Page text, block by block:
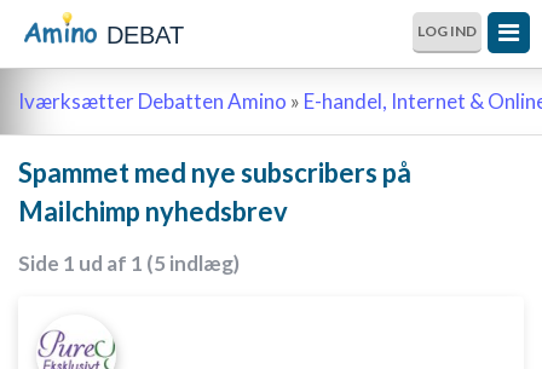
DEBAT LOG IND
Iværksætter Debatten Amino » E-handel, Internet &
Spammet med nye subscribers på
Mailchimp nyhedsbrev
Side 1 ud af 1 (5 indlæg)